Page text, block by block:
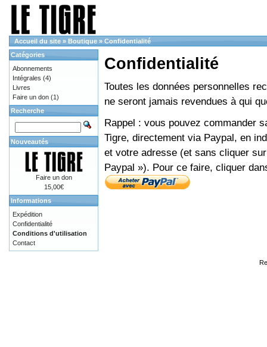
Accueil du site » Boutique » Confidentialité
Confidentialité
Toutes les données personnelles
ne seront jamais revendues à qui
Rappel : vous pouvez commander
Tigre, directement via Paypal, en
et votre adresse (et sans cliquer
Paypal »). Pour ce faire, cliquer
Catégories
Abonnements
Intégrales (4)
Livres
Faire un don (1)
Recherche
Nouveautés
Faire un don
15,00€
Informations
Expédition
Confidentialité
Conditions d'utilisation
Contact